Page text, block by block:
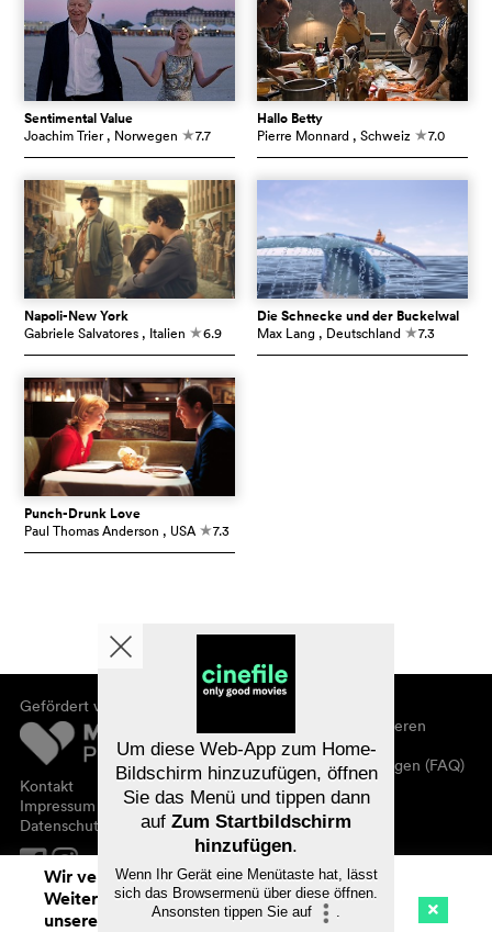
Sentimental Value
Joachim Trier , Norwegen c7.7
Hallo Betty
Pierre Monnard , Schweiz c7.0
Napoli-New York
Gabriele Salvatores , Italien c6.9
Die Schnecke und der Buckelwal
Max Lang , Deutschland c7.3
Punch-Drunk Love
Paul Thomas Anderson , USA c7.3
Gefördert von
Kontakt
Impressum
Datenschutz
Registrieren/abonnieren
Newsletter
Häufig gestellte Fragen (FAQ)
Gutscheine
Wir verwenden Cookies. Mit dem
Weitersurfen auf cinefile.ch stimmen Sie
unserer Cookie-Nutzung zu. Mehr Infos
Um diese Web-App zum Home-
Bildschirm hinzuzufügen, öffnen
Sie das Menü und tippen dann
auf Zum Startbildschirm
hinzufügen.
Wenn Ihr Gerät eine Menütaste hat, lässt
sich das Browsermenü über diese öffnen.
Ansonsten tippen Sie auf
.